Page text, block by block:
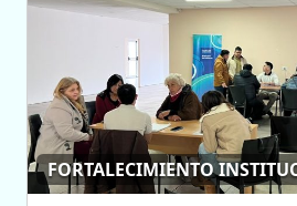
FORTALECIMIENTO